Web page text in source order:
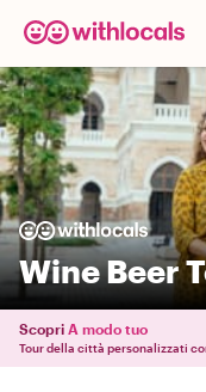
Wine Beer
Scopri A modo tuo
Tour della città personalizzati